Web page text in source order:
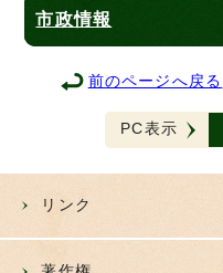
市政情報
前のページへ戻る
PC表示
リンク